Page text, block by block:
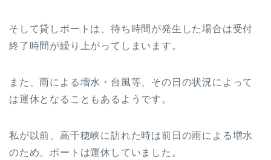
そして貸しボートは、待ち時間が発生した場合は受付
終了時間が繰り上がってしまいます。
また、雨による増水・台風等、その日の状況によって
は運休となることもあるようです。
私が以前、高千穂峡に訪れた時は前日の雨による増水
のため、ボートは運休していました。